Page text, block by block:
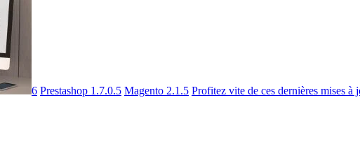
6 Prestashop 1.7.0.5 Magento 2.1.5 Profitez vite de ces dernières mises à